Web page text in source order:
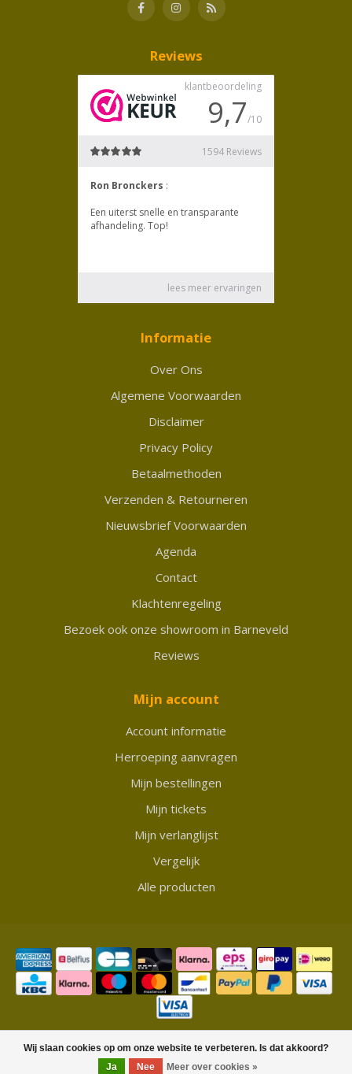
Wij slaan cookies op om onze website te verbeteren. Is dat akkoord?
Ja
Nee Meer over cookies »
Reviews
Informatie
Over Ons
Algemene Voorwaarden
Disclaimer
Privacy Policy
Betaalmethoden
Verzenden & Retourneren
Nieuwsbrief Voorwaarden
Agenda
Contact
Klachtenregeling
Bezoek ook onze showroom in Barneveld
Reviews
Mijn account
Account informatie
Herroeping aanvragen
Mijn bestellingen
Mijn tickets
Mijn verlanglijst
Vergelijk
Alle producten
© Copyright 2026 Showmycollection